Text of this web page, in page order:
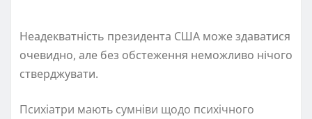
Неадекватність президента США може здаватися
очевидно, але без обстеження неможливо нічого
стверджувати.
Психіатри мають сумніви щодо психічного